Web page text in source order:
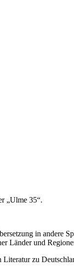
„Ulme 35“.
in andere
Länder und
zu